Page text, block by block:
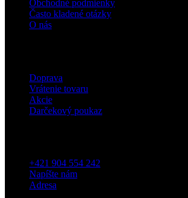
Obchodné podmienky
Často kladené otázky
O nás
Doprava
Vrátenie tovaru
Akcie
Darčekový poukaz
+421 904 554 242
Napíšte nám
Adresa